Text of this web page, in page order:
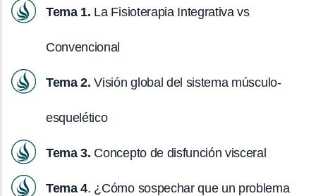
Tema 1. La Fisioterapia Integrativa vs
Convencional
Tema 2. Visión global del sistema músculo-
esquelético
Tema 3. Concepto de disfunción visceral
Tema 4. ¿Cómo sospechar que un problema